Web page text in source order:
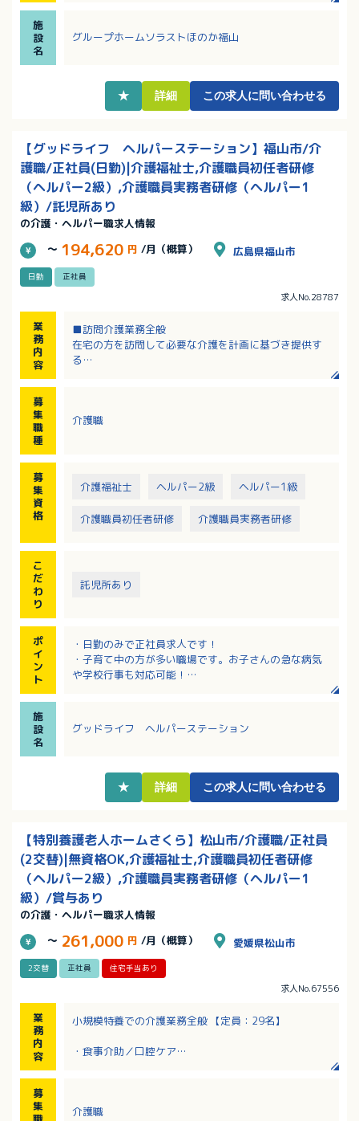
います
・夜勤も実働8時間！ショート夜勤なので、身体的負担
施
設
名
グループホームソラストほのか福山
★ 詳細 この求人に問い合わせる
【グッドライフ ヘルパーステーション】福山市/介
護職/正社員(日勤)|介護福祉士,介護職員初任者研修
（ヘルパー2級）,介護職員実務者研修（ヘルパー1
級）/託児所あり
の介護・ヘルパー職求人情報
～ 194,620 円 /月（概算） 広島県福山市
日勤 正社員
求人No.28787
業
務
内
容
■訪問介護業務全般
在宅の方を訪問して必要な介護を計画に基づき提供す
る
・介護保険外サービス
募
集
職
種
介護職
募
集
資
格
介護福祉士 ヘルパー2級 ヘルパー1級
介護職員初任者研修 介護職員実務者研修
こ
だ
わ
り
託児所あり
ポ
イ
ン
ト
・日勤のみで正社員求人です！
・子育て中の方が多い職場です。お子さんの急な病気
や学校行事も対応可能！
訪問もあり
・増員で1名のみの募集です！
施
設
名
グッドライフ ヘルパーステーション
★ 詳細 この求人に問い合わせる
【特別養護老人ホームさくら】松山市/介護職/正社員
(2交替)|無資格OK,介護福祉士,介護職員初任者研修
（ヘルパー2級）,介護職員実務者研修（ヘルパー1
級）/賞与あり
の介護・ヘルパー職求人情報
～ 261,000 円 /月（概算） 愛媛県松山市
2交替 正社員 住宅手当あり
求人No.67556
業
務
内
容
小規模特養での介護業務全般 【定員：29名】
・食事介助／口腔ケア
ス／リフト浴・機械浴)
募
集
介護職